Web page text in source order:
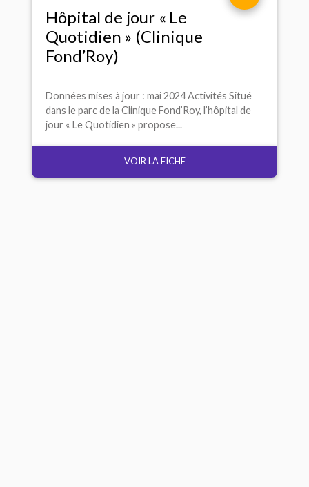
Hôpital de jour « Le
Quotidien » (Clinique
Fond’Roy)
Données mises à jour : mai 2024 Activités Situé
dans le parc de la Clinique Fond’Roy, l’hôpital de
jour « Le Quotidien » propose...
VOIR LA FICHE